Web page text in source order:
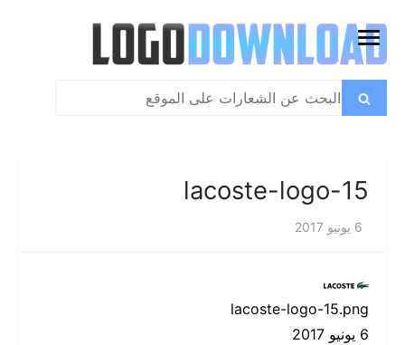
إلى
المحتوى
فتح
بحث
عن:
بحث
lacoste-logo-15
6 يونيو 2017
lacoste-logo-15.png
6 يونيو 2017